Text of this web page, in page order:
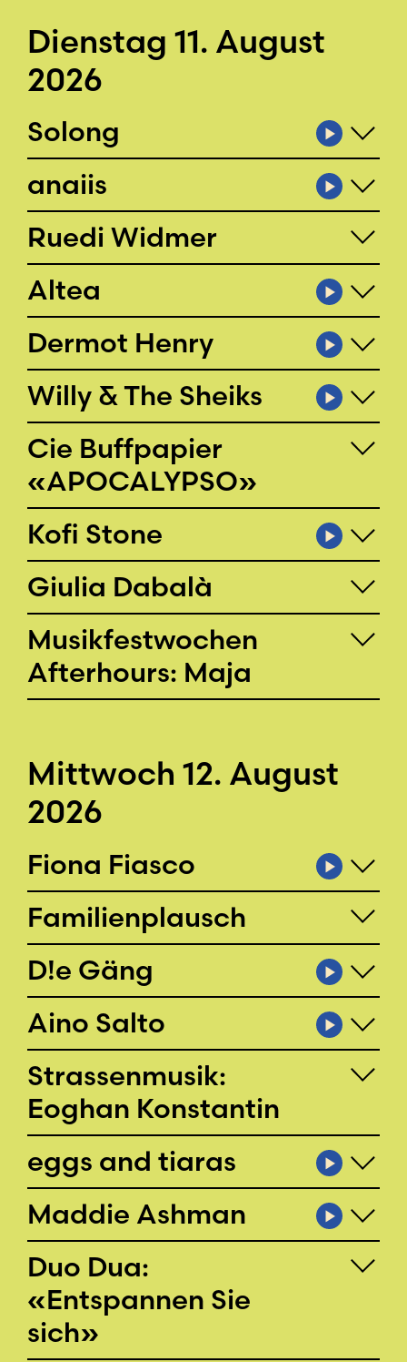
Dienstag 11. August
2026
Solong
anaiis
Ruedi Widmer
Altea
Dermot Henry
Willy & The Sheiks
Cie Buffpapier
«APOCALYPSO»
Kofi Stone
Giulia Dabalà
Musikfestwochen
Afterhours: Maja
Mittwoch 12. August
2026
Fiona Fiasco
Familienplausch
D!e Gäng
Aino Salto
Strassenmusik:
Eoghan Konstantin
eggs and tiaras
Maddie Ashman
Duo Dua:
«Entspannen Sie
sich»